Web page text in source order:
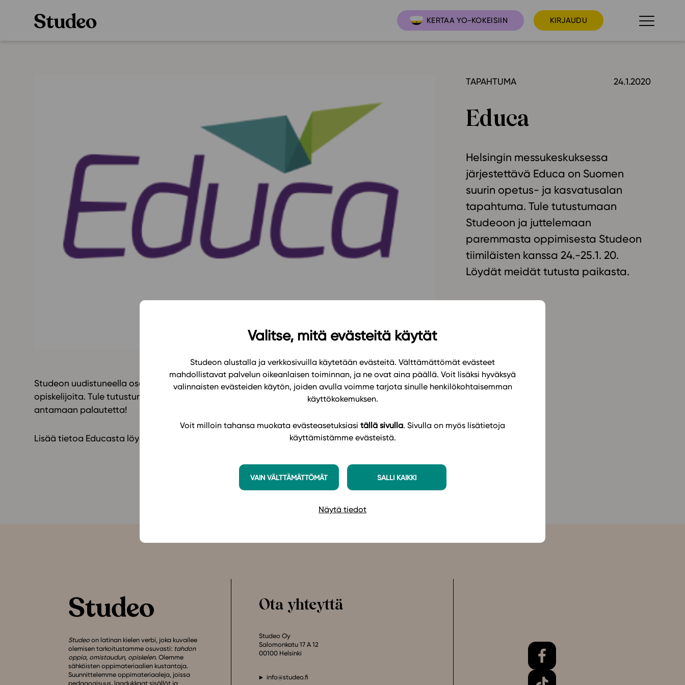
Valitse, mitä evästeitä käytät
Studeon alustalla ja verkkosivuilla käytetään evästeitä. Välttämättömät evästeet
mahdollistavat palvelun oikeanlaisen toiminnan, ja ne ovat aina päällä. Voit lisäksi hyväksyä
valinnaisten evästeiden käytön, joiden avulla voimme tarjota sinulle henkilökohtaisemman
käyttökokemuksen.
Voit milloin tahansa muokata evästeasetuksiasi tällä sivulla. Sivulla on myös lisätietoja
käyttämistämme evästeistä.
VAIN VÄLTTÄMÄTTÖMÄT SALLI KAIKKI
Näytä tiedot
KERTAA YO-KOKEISIIN KIRJAUDU
Huoltaja
Kokeilutarjous
Ainstain
KIRJAUDU
Oppimateriaalit
Alakoulun lisenssit
Hinnasto
Käyttöönotto
Tilaa
Yläkoulu
Oppiainesarjat
LOPS 2021
GLP 2021
Oppimateriaalit
Hinnasto
Lukion pakettilisenssi
Käyttöönotto
Bruksanvisning
Tilaa
Ominaisuudet
Tapahtumakalenteri
Suosittelut
Ohjekeskus
Ohjevideot
Oppikirjailijat
Tietoa meistä
In English
TAPAHTUMA 24.1.2020
Educa
Helsingin messukeskuksessa
järjestettävä Educa on Suomen
suurin opetus- ja kasvatusalan
tapahtuma. Tule tutustumaan
Studeoon ja juttelemaan
paremmasta oppimisesta Studeon
tiimiläisten kanssa 24.-25.1. 20.
Löydät meidät tutusta paikasta.
Studeon uudistuneella osastolla tapaat myös oppimateriaalejamme käyttäviä opettajia ja
opiskelijoita. Tule tutustumaan oppimateriaaleihimme, kertomaan omista kokemuksistasi ja
antamaan palautetta!
Lisää tietoa Educasta löydät
Studeo on latinan kielen verbi, joka kuvailee
olemisen tarkoitustamme osuvasti: tahdon
oppia, omistaudun, opiskelen. Olemme
sähköisten oppimateriaalien kustantaja.
Suunnittelemme oppimateriaaleja, joissa
pedagogisuus, laadukkaat sisällöt ja
Ota yhteyttä
Studeo Oy
Salomonkatu 17 A 12
00100 Helsinki
info@studeo.fi